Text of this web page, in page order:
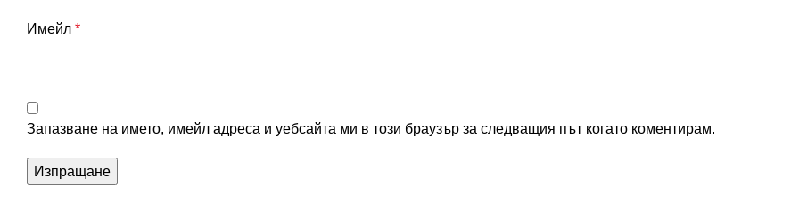
Имейл *
Запазване на името, имейл адреса и уебсайта ми в този браузър за следващия път когато коментирам.